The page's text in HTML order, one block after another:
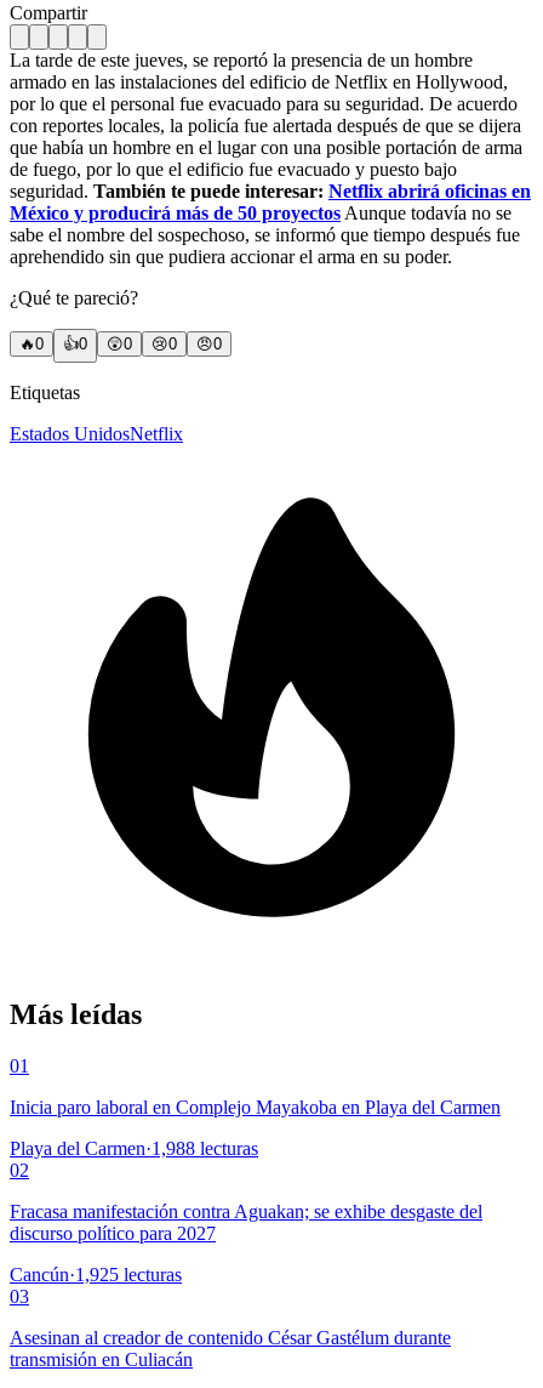
Compartir
La tarde de este jueves, se reportó la presencia de un hombre
armado en las instalaciones del edificio de Netflix en Hollywood,
por lo que el personal fue evacuado para su seguridad. De acuerdo
con reportes locales, la policía fue alertada después de que se dijera
que había un hombre en el lugar con una posible portación de arma
de fuego, por lo que el edificio fue evacuado y puesto bajo
seguridad. También te puede interesar: Netflix abrirá oficinas en
México y producirá más de 50 proyectos Aunque todavía no se
sabe el nombre del sospechoso, se informó que tiempo después fue
aprehendido sin que pudiera accionar el arma en su poder.
¿Qué te pareció?
🔥0 👍0 😲0 😢0 😠0
Etiquetas
Estados UnidosNetflix
Más leídas
01
Inicia paro laboral en Complejo Mayakoba en Playa del Carmen
Playa del Carmen·1,988 lecturas
02
Fracasa manifestación contra Aguakan; se exhibe desgaste del
discurso político para 2027
Cancún·1,925 lecturas
03
Asesinan al creador de contenido César Gastélum durante
transmisión en Culiacán